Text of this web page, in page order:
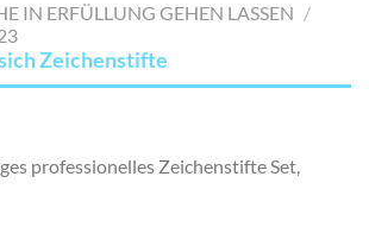
SETZEN
IN ERFÜLLUNG GEHEN LASSEN /
Zeichenstifte
professionelles Zeichenstifte Set,